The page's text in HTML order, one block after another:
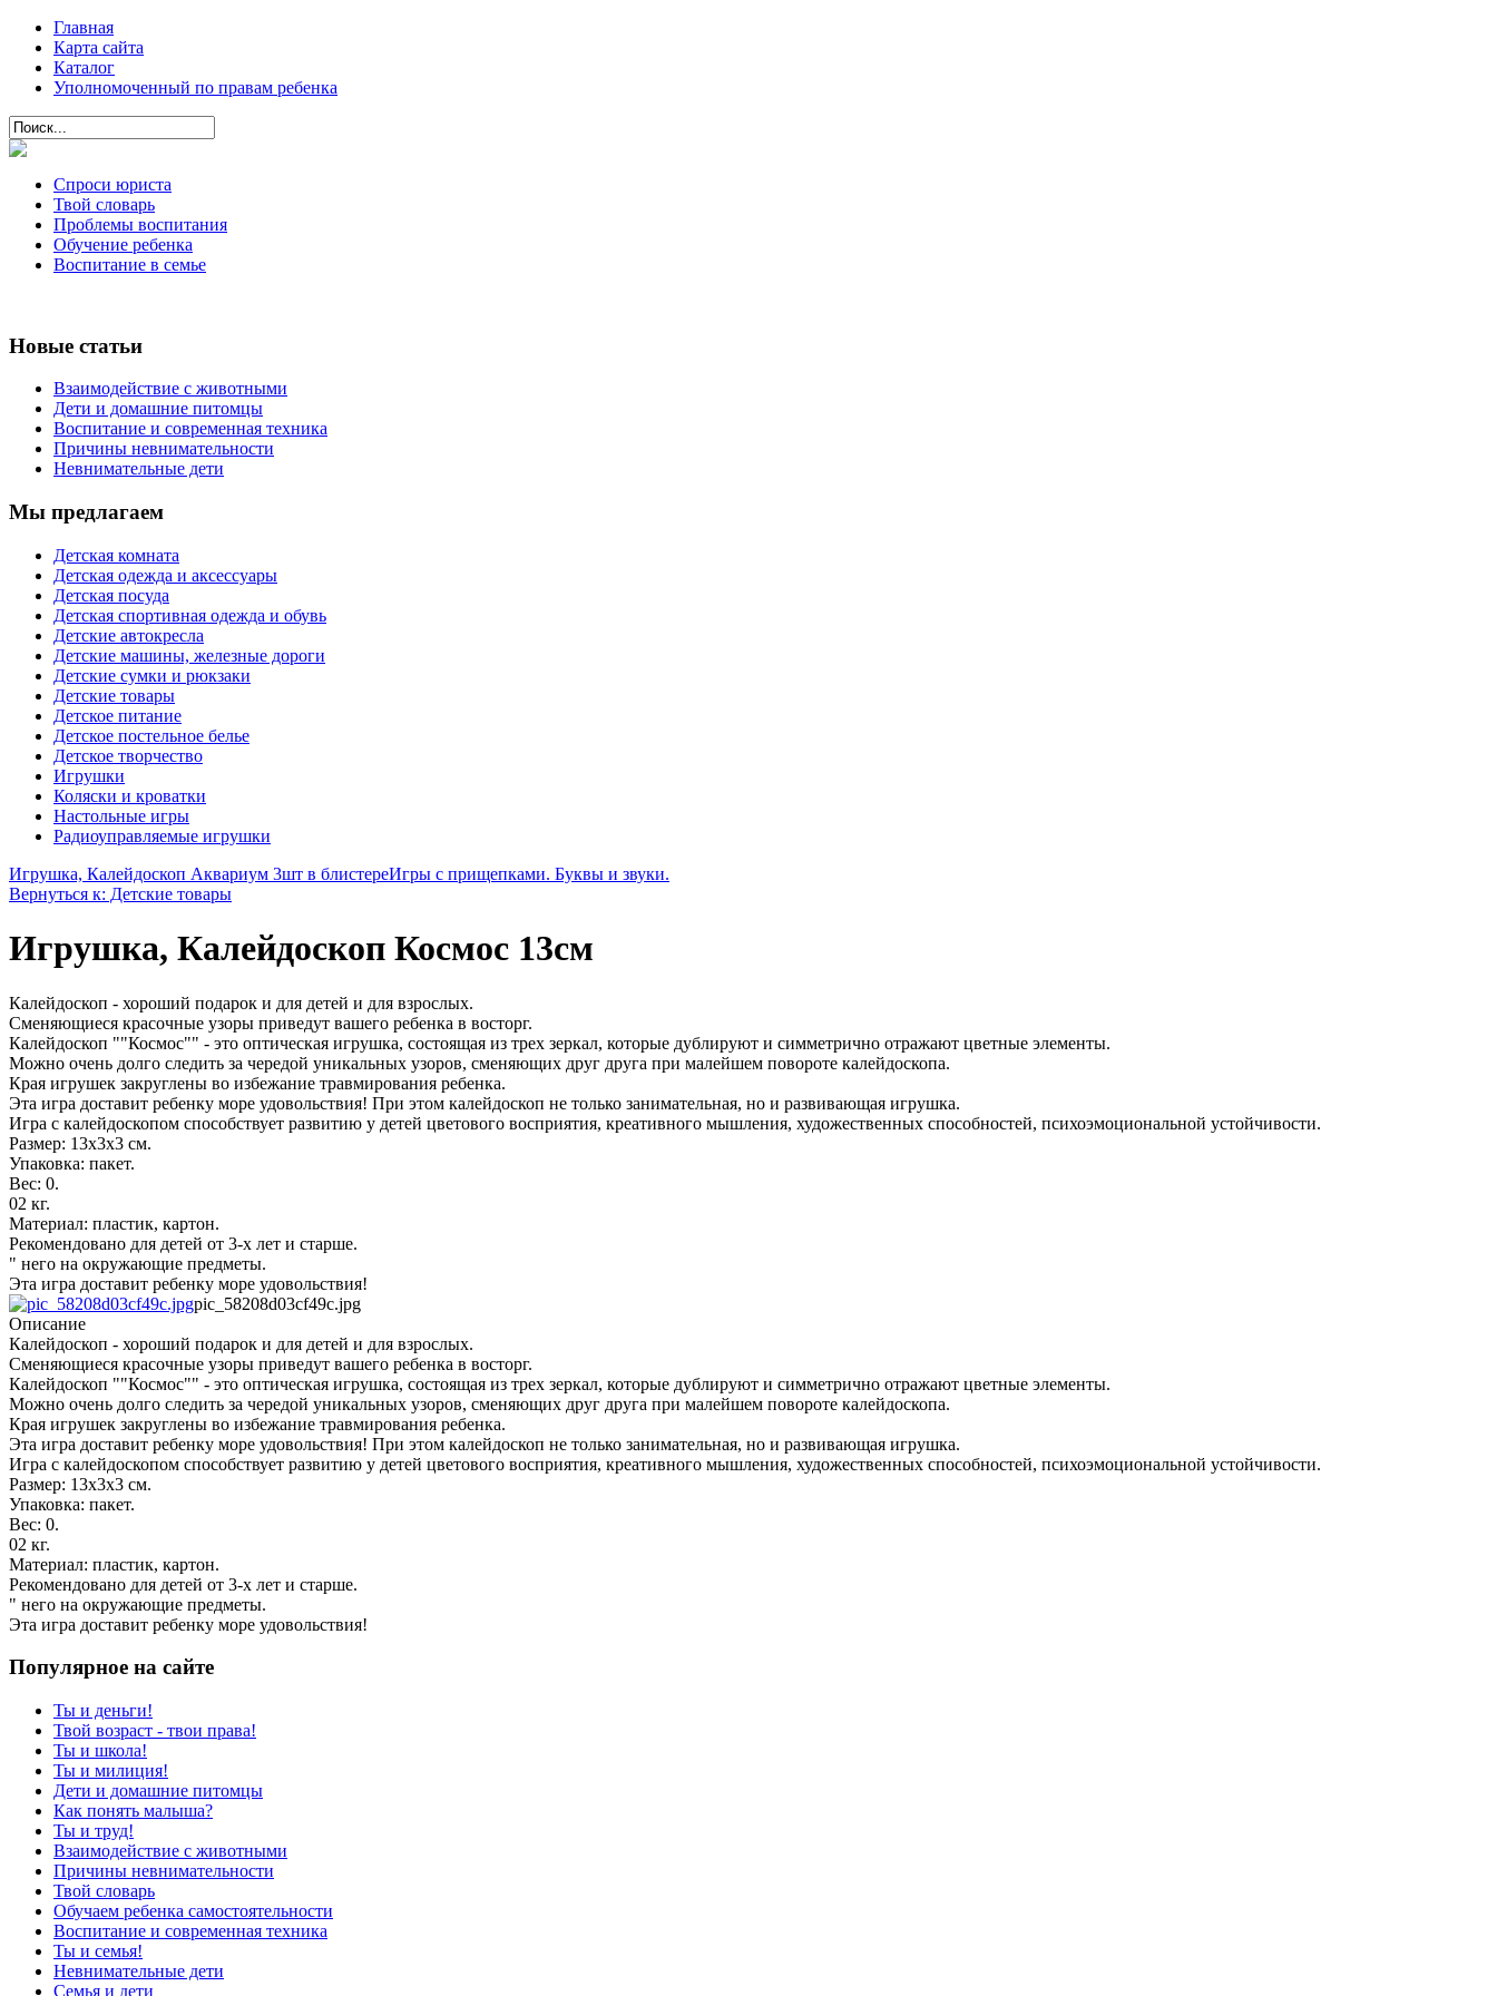
Главная
Карта сайта
Каталог
Уполномоченный по правам ребенка
Спроси юриста
Твой словарь
Проблемы воспитания
Обучение ребенка
Воспитание в семье
Новые статьи
Взаимодействие с животными
Дети и домашние питомцы
Воспитание и современная техника
Причины невнимательности
Невнимательные дети
Мы предлагаем
Детская комната
Детская одежда и аксессуары
Детская посуда
Детская спортивная одежда и обувь
Детские автокресла
Детские машины, железные дороги
Детские сумки и рюкзаки
Детские товары
Детское питание
Детское постельное белье
Детское творчество
Игрушки
Коляски и кроватки
Настольные игры
Радиоуправляемые игрушки
Игрушка, Калейдоскоп Аквариум 3шт в блистереИгры с прищепками. Буквы и звуки.
Вернуться к: Детские товары
Игрушка, Калейдоскоп Космос 13см
Калейдоскоп - хороший подарок и для детей и для взрослых.
Сменяющиеся красочные узоры приведут вашего ребенка в восторг.
Калейдоскоп ""Космос"" - это оптическая игрушка, состоящая из трех зеркал, которые дублируют и симметрично отражают цветные элементы.
Можно очень долго следить за чередой уникальных узоров, сменяющих друг друга при малейшем повороте калейдоскопа.
Края игрушек закруглены во избежание травмирования ребенка.
Эта игра доставит ребенку море удовольствия! При этом калейдоскоп не только занимательная, но и развивающая игрушка.
Игра с калейдоскопом способствует развитию у детей цветового восприятия, креативного мышления, художественных способностей, психоэмоциональной устойчивости.
Размер: 13x3x3 см.
Упаковка: пакет.
Вес: 0.
02 кг.
Материал: пластик, картон.
Рекомендовано для детей от 3-х лет и старше.
" него на окружающие предметы.
Эта игра доставит ребенку море удовольствия!
pic_58208d03cf49c.jpg
Описание
Калейдоскоп - хороший подарок и для детей и для взрослых.
Сменяющиеся красочные узоры приведут вашего ребенка в восторг.
Калейдоскоп ""Космос"" - это оптическая игрушка, состоящая из трех зеркал, которые дублируют и симметрично отражают цветные элементы.
Можно очень долго следить за чередой уникальных узоров, сменяющих друг друга при малейшем повороте калейдоскопа.
Края игрушек закруглены во избежание травмирования ребенка.
Эта игра доставит ребенку море удовольствия! При этом калейдоскоп не только занимательная, но и развивающая игрушка.
Игра с калейдоскопом способствует развитию у детей цветового восприятия, креативного мышления, художественных способностей, психоэмоциональной устойчивости.
Размер: 13x3x3 см.
Упаковка: пакет.
Вес: 0.
02 кг.
Материал: пластик, картон.
Рекомендовано для детей от 3-х лет и старше.
" него на окружающие предметы.
Эта игра доставит ребенку море удовольствия!
Популярное на сайте
Ты и деньги!
Твой возраст - твои права!
Ты и школа!
Ты и милиция!
Дети и домашние питомцы
Как понять малыша?
Ты и труд!
Взаимодействие с животными
Причины невнимательности
Твой словарь
Обучаем ребенка самостоятельности
Воспитание и современная техника
Ты и семья!
Невнимательные дети
Семья и дети